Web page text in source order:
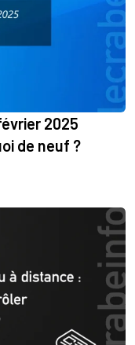
2025
de neuf ?